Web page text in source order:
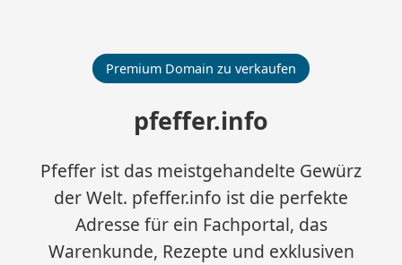
Premium Domain zu verkaufen
pfeffer.info
Pfeffer ist das meistgehandelte Gewürz
der Welt. pfeffer.info ist die perfekte
Adresse für ein Fachportal, das
Warenkunde, Rezepte und exklusiven